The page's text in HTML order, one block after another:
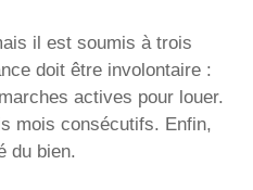
il est soumis à trois
doit être involontaire :
actives pour louer.
mois consécutifs. Enfin,
du bien.